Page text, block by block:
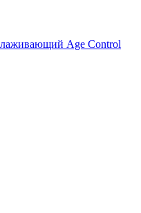
Age Control